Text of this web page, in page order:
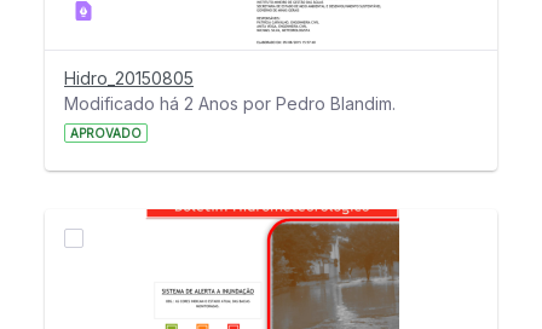
Hidro_20150805
Modificado há 2 Anos por Pedro Blandim.
APROVADO